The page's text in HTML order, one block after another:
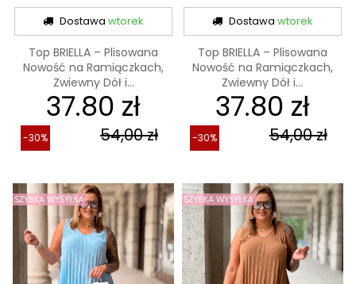
Dostawawtorek
Top BRIELLA – Plisowana
Nowość na Ramiączkach,
Zwiewny Dół i...
37.80 zł
54,00 zł
-30%
Dostawa wtorek
Top BRIELLA – Plisowana
Nowość na Ramiączkach,
Zwiewny Dół i...
37.80 zł
54,00 zł
-30%